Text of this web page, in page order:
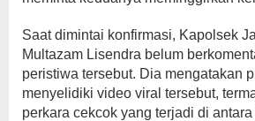
Saat dimintai konfirmasi, Kapolsek
Multazam Lisendra belum
peristiwa tersebut. Dia mengatakan
menyelidiki video viral tersebut,
perkara cekcok yang terjadi di